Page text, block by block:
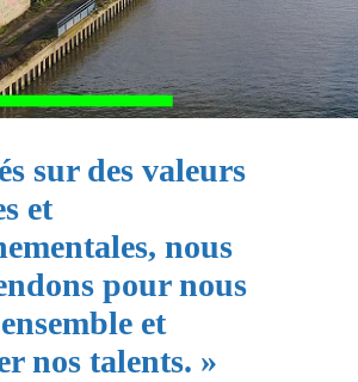
sur des valeurs
et
nous
pour nous
et
nos talents. »